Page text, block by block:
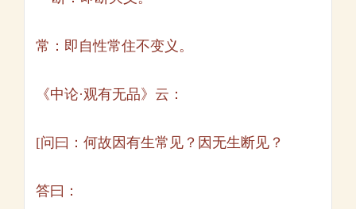
常：即自性常住不变义。
《中论·观有无品》云：
[问曰：何故因有生常见？因无生断见？
答曰：